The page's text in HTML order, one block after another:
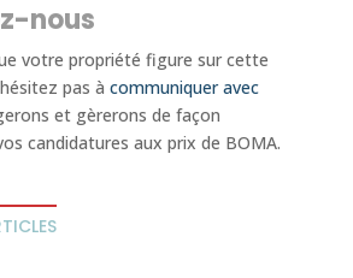
nous
votre propriété figure sur cette
pas àcommuniquer avec
et gèrerons de façon
candidatures aux prix de BOMA.